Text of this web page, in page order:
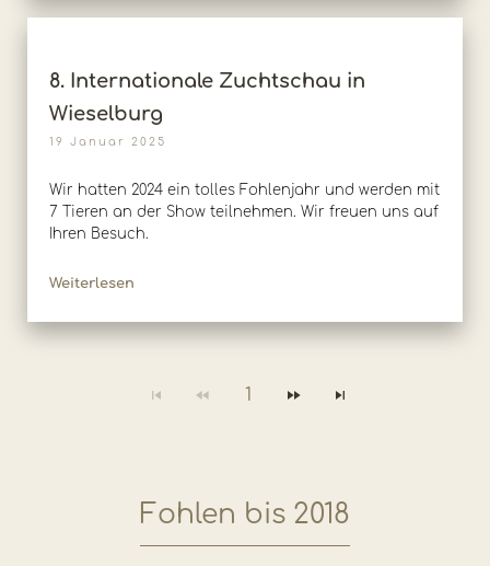
8. Internationale Zuchtschau in
Wieselburg
19 Januar 2025
Wir hatten 2024 ein tolles Fohlenjahr und werden mit
7 Tieren an der Show teilnehmen. Wir freuen uns auf
Ihren Besuch.
Weiterlesen
1
Fohlen bis 2018